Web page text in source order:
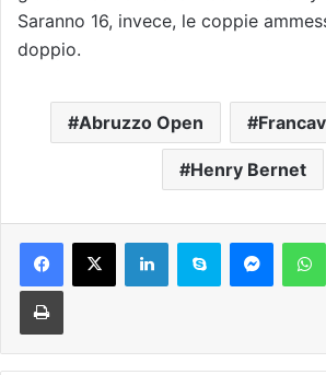
Saranno 16, invece, le coppie
doppio.
Abruzzo Open
Henry Bernet